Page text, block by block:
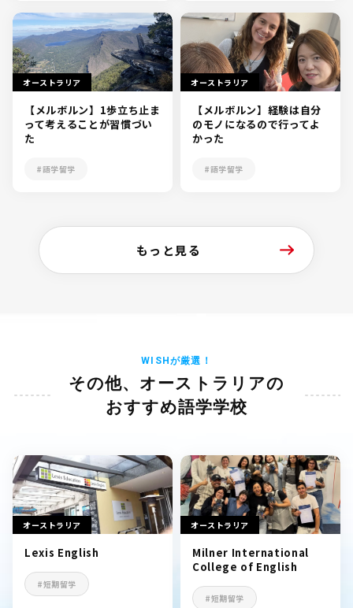
オーストラリア
【メルボルン】1歩立ち止ま
って考えることが習慣づい
た
#語学留学
オーストラリア
【メルボルン】経験は自分
のモノになるので行ってよ
かった
#語学留学
もっと見る
WISHが厳選！
その他、オーストラリアの
おすすめ語学学校
オーストラリア
Lexis English
#短期留学
オーストラリア
Milner International
College of English
#短期留学